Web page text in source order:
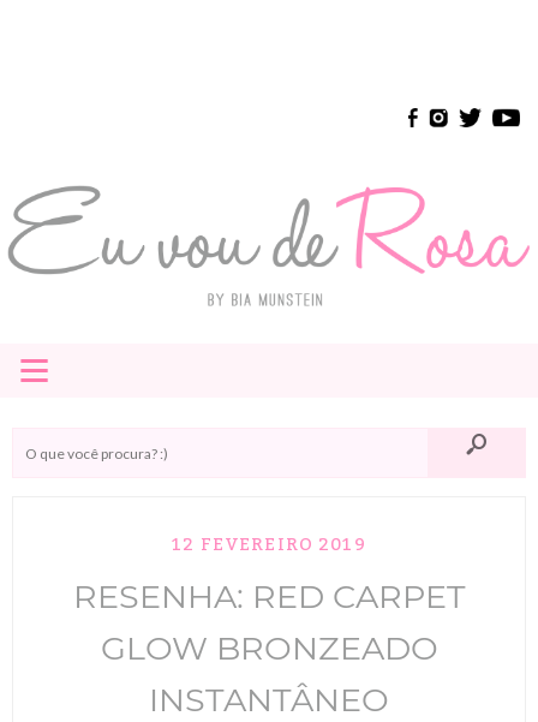
≡
E-BOOK
ANUNCIE
12 FEVEREIRO 2019
RESENHA: RED CARPET
GLOW BRONZEADO
INSTANTÂNEO